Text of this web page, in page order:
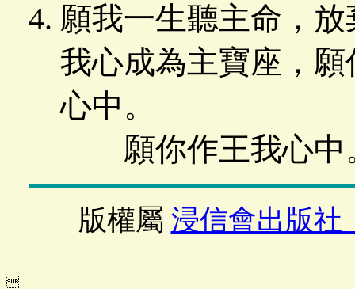
願我一生聽主命，
我心成為主寶座，
心中。
願你作王我心中
版權屬 浸信會出版社
